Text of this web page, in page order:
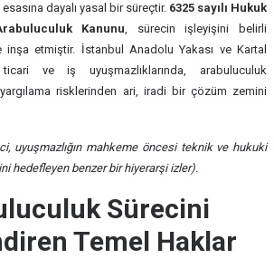
dayalı yasal bir süreçtir. 6325 sayılı Hukuk
Kanunu, sürecin işleyişini belirli
etmiştir. İstanbul Anadolu Yakası ve Kartal
ve iş uyuşmazlıklarında, arabuluculuk
risklerinden ari, iradi bir çözüm zemini
uyuşmazlığın mahkeme öncesi teknik ve hukuki
hedefleyen benzer bir hiyerarşi izler).
Sürecini
Temel Haklar